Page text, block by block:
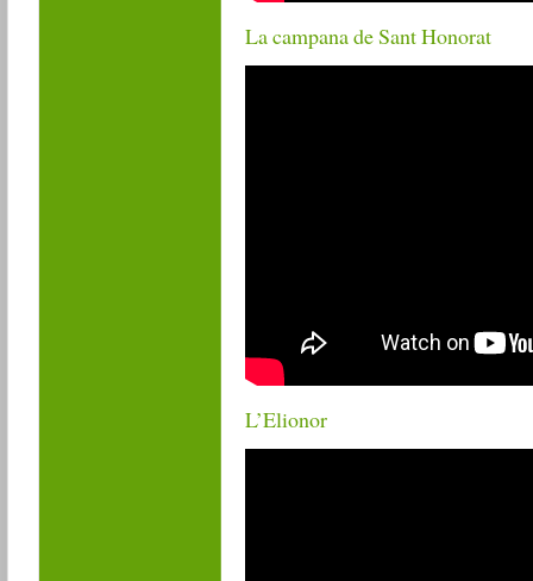
La campana de Sant Honorat
L’Elionor